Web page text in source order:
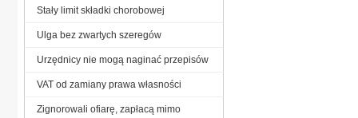
Stały limit składki chorobowej
Ulga bez zwartych szeregów
Urzędnicy nie mogą naginać przepisów
VAT od zamiany prawa własności
Zignorowali ofiarę, zapłacą mimo